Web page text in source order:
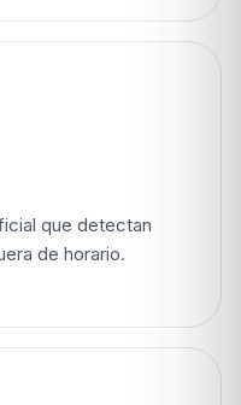
que detectan
de horario.